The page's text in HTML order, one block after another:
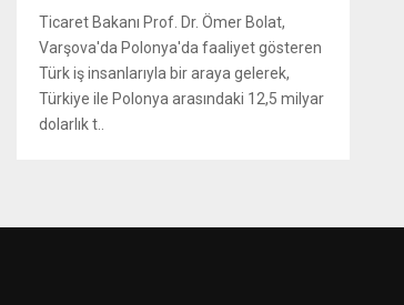
Ticaret Bakanı Prof. Dr. Ömer Bolat,
Varşova'da Polonya'da faaliyet gösteren
Türk iş insanlarıyla bir araya gelerek,
Türkiye ile Polonya arasındaki 12,5 milyar
dolarlık t..